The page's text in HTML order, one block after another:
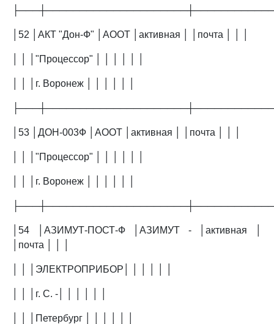
│52 │АКТ "Дон-Ф" │АООТ │активная │ │почта │ │ │
│ │ │"Процессор" │ │ │ │ │ │
│ │ │г. Воронеж │ │ │ │ │ │
│53 │ДОН-003Ф │АООТ │активная │ │почта │ │ │
│ │ │"Процессор" │ │ │ │ │ │
│ │ │г. Воронеж │ │ │ │ │ │
│54 │АЗИМУТ-ПОСТ-Ф │АЗИМУТ - │активная │
│почта │ │ │
│ │ │ЭЛЕКТРОПРИБОР│ │ │ │ │ │
│ │ │г. С. -│ │ │ │ │ │
│ │ │Петербург │ │ │ │ │ │